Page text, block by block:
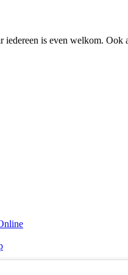
iedereen is even welkom.